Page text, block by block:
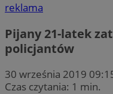
reklama
Pijany 21-latek
policjantów
30 września 2019
Czas czytania: 1 min.